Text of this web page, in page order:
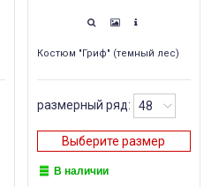
Костюм "Гриф" (темный лес)
размерный ряд:
Выберите размер
В наличии